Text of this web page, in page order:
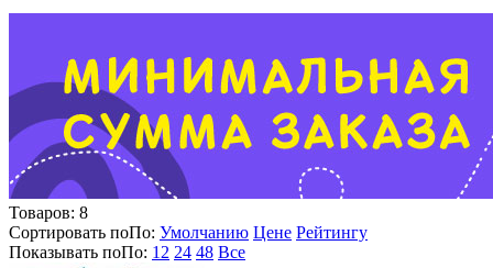
Товаров: 8
Сортировать поПо: Умолчанию Цене Рейтингу
Показывать поПо: 12 24 48 Все